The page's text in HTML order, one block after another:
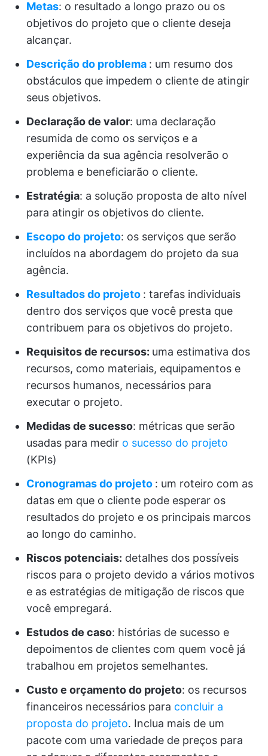
Metas: o resultado a longo prazo ou os
objetivos do projeto que o cliente deseja
alcançar.
Descrição do problema : um resumo dos
obstáculos que impedem o cliente de atingir
seus objetivos.
Declaração de valor: uma declaração
resumida de como os serviços e a
experiência da sua agência resolverão o
problema e beneficiarão o cliente.
Estratégia: a solução proposta de alto nível
para atingir os objetivos do cliente.
Escopo do projeto: os serviços que serão
incluídos na abordagem do projeto da sua
agência.
Resultados do projeto : tarefas individuais
dentro dos serviços que você presta que
contribuem para os objetivos do projeto.
Requisitos de recursos: uma estimativa dos
recursos, como materiais, equipamentos e
recursos humanos, necessários para
executar o projeto.
Medidas de sucesso: métricas que serão
usadas para medir o sucesso do projeto
(KPIs)
Cronogramas do projeto : um roteiro com as
datas em que o cliente pode esperar os
resultados do projeto e os principais marcos
ao longo do caminho.
Riscos potenciais: detalhes dos possíveis
riscos para o projeto devido a vários motivos
e as estratégias de mitigação de riscos que
você empregará.
Estudos de caso: histórias de sucesso e
depoimentos de clientes com quem você já
trabalhou em projetos semelhantes.
Custo e orçamento do projeto: os recursos
financeiros necessários para concluir a
proposta do projeto. Inclua mais de um
pacote com uma variedade de preços para